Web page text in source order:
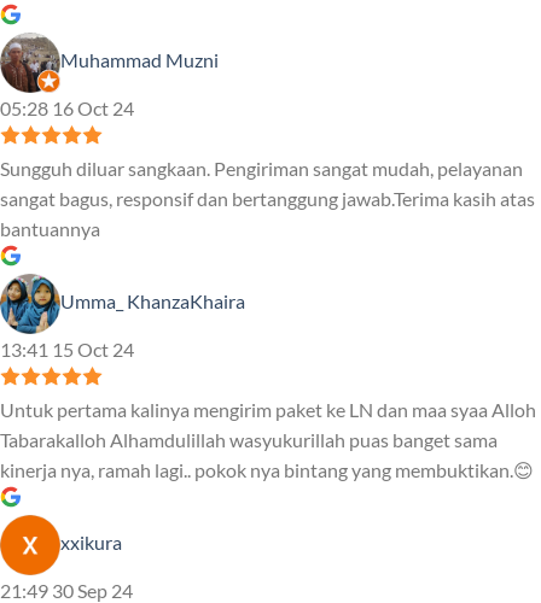
Muhammad Muzni
05:28 16 Oct 24
Sungguh diluar sangkaan. Pengiriman sangat mudah, pelayanan
sangat bagus, responsif dan bertanggung jawab.Terima kasih atas
bantuannya
Umma_ KhanzaKhaira
13:41 15 Oct 24
Untuk pertama kalinya mengirim paket ke LN dan maa syaa Alloh
Tabarakalloh Alhamdulillah wasyukurillah puas banget sama
kinerja nya, ramah lagi.. pokok nya bintang yang membuktikan.😊
xxikura
21:49 30 Sep 24